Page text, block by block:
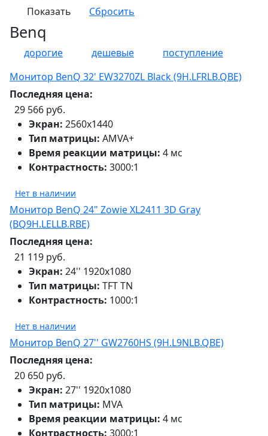
Benq
дорогие дешевые
поступление
Монитор BenQ 32' EW3270ZL Black (9H.LFRLB.QBE)
Последняя цена:
29 566 руб.
Экран: 2560x1440
Тип матрицы: AMVA+
Время реакции матрицы: 4 мс
Контрастность: 3000:1‎
Нет в наличии
Монитор BenQ 24" Zowie XL2411 3D Gray
(BQ9H.LELLB.RBE)
Последняя цена:
21 119 руб.
Экран: 24'' 1920х1080
Тип матрицы: TFT TN
Контрастность: 1000:1
Нет в наличии
Монитор BenQ 27'' GW2760HS (9H.L9NLB.QBE)
Последняя цена:
20 650 руб.
Экран: 27'' 1920х1080
Тип матрицы: MVA
Время реакции матрицы: 4 мс
Контрастность: 3000:1